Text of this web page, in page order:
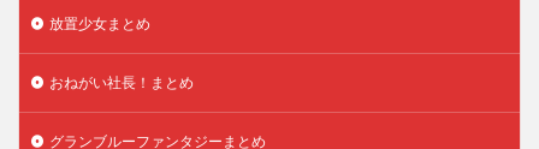
放置少女まとめ
おねがい社長！まとめ
グランブルーファンタジーまとめ